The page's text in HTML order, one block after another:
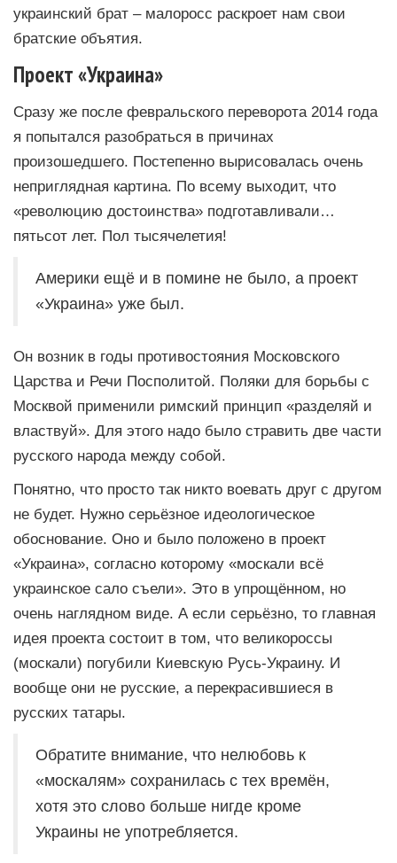
украинский брат – малоросс раскроет нам свои
братские объятия.
Проект «Украина»
Сразу же после февральского переворота 2014 года
я попытался разобраться в причинах
произошедшего. Постепенно вырисовалась очень
неприглядная картина. По всему выходит, что
«революцию достоинства» подготавливали…
пятьсот лет. Пол тысячелетия!
Америки ещё и в помине не было, а проект
«Украина» уже был.
Он возник в годы противостояния Московского
Царства и Речи Посполитой. Поляки для борьбы с
Москвой применили римский принцип «разделяй и
властвуй». Для этого надо было стравить две части
русского народа между собой.
Понятно, что просто так никто воевать друг с другом
не будет. Нужно серьёзное идеологическое
обоснование. Оно и было положено в проект
«Украина», согласно которому «москали всё
украинское сало съели». Это в упрощённом, но
очень наглядном виде. А если серьёзно, то главная
идея проекта состоит в том, что великороссы
(москали) погубили Киевскую Русь-Украину. И
вообще они не русские, а перекрасившиеся в
русских татары.
Обратите внимание, что нелюбовь к
«москалям» сохранилась с тех времён,
хотя это слово больше нигде кроме
Украины не употребляется.